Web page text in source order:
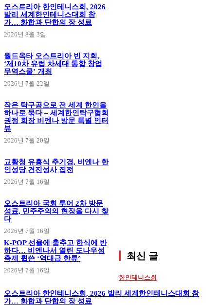
오스트리아 한인테니스회, 2026
발리 세계한인테니스대회 참
가… 화합과 단합의 장 성료
2026년 8월 3일
월드옥타 오스트리아 빈 지회,
‘제10차 유럽 차세대 통합 창업
무역스쿨’ 개최
2026년 7월 22일
작은 탁구공으로 전 세계 한인을
하나로 묶다 – 세계한인탁구협회
권정 회장 비엔나 방문 특별 인터
뷰
2026년 7월 20일
교황청 유흥식 추기경, 비엔나 한
인성당 견진성사 집전
2026년 7월 16일
오스트리아 국회 투어 2차 방문
성료, 민주주의의 현장을 다시 찾
다
2026년 7월 16일
K-POP 선율에 춤추고 한식에 반
하다… 비엔나서 열린 도나우섬
축제 휩쓴 ‘역대급 한류’
2026년 7월 16일
최신 글
한인테니스회
오스트리아 한인테니스회, 2026 발리 세계한인테니스대회 참
가… 화합과 단합의 장 성료